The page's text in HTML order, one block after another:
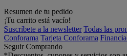
Resumen de tu pedido
¡Tu carrito está vacío!
Suscríbete a la newsletter Todas las
Conforama Tarjeta Conforama
Seguir Comprando